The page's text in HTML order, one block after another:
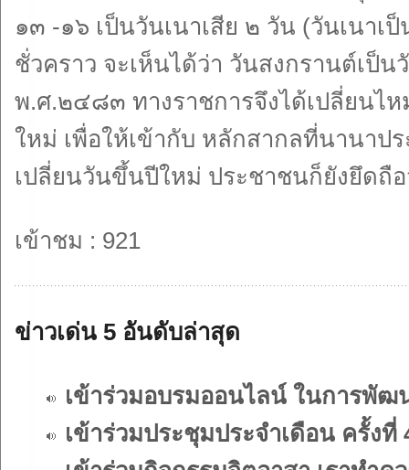
๑๓ -๑๖ เป็นวันเนาเสีย ๒ วัน (วันเนาเ
ชั่วคราว จะเห็นได้ว่า วันสงกรานต์เป็
พ.ศ.๒๔๘๓ ทางราชการจึงได้เปลี่ยนไ
ใหม่ เพื่อให้เข้ากับ หลักสากลที่นานาป
เปลี่ยนวันขึ้นปีใหม่ ประชาชนก็ยังยึดถื
เข้าชม : 921
ข่าวเด่น 5 อันดับล่าสุด
เข้าร่วมอบรมออนไลน์ ในการพั
เข้าร่วมประชุมประจำเดือน ครั้ง